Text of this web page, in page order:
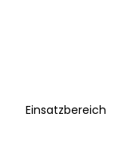
Einsatzbereich